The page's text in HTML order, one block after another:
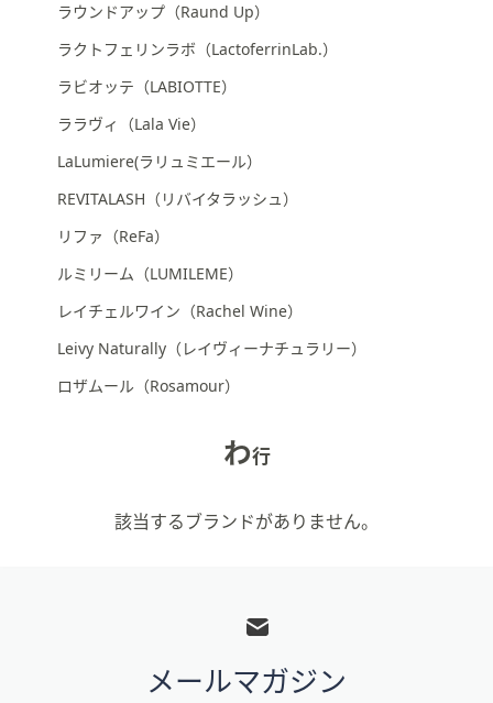
ラウンドアップ（Raund Up）
ラクトフェリンラボ（LactoferrinLab.）
ラビオッテ（LABIOTTE）
ララヴィ（Lala Vie）
LaLumiere(ラリュミエール）
REVITALASH（リバイタラッシュ）
リファ（ReFa）
ルミリーム（LUMILEME）
レイチェルワイン（Rachel Wine）
Leivy Naturally（レイヴィーナチュラリー）
ロザムール（Rosamour）
わ行
該当するブランドがありません。
メールマガジン